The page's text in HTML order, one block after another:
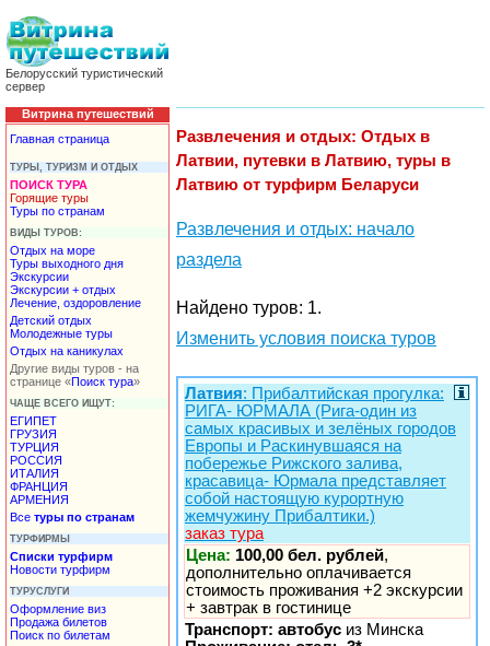
Белорусский туристический
сервер
Витрина путешествий
Главная страница
ТУРЫ, ТУРИЗМ И ОТДЫХ
ПОИСК ТУРА
Горящие туры
Туры по странам
ВИДЫ ТУРОВ:
Отдых на море
Туры выходного дня
Экскурсии
Экскурсии + отдых
Лечение, оздоровление
Детский отдых
Молодежные туры
Отдых на каникулах
Другие виды туров - на
странице «Поиск тура»
ЧАЩЕ ВСЕГО ИЩУТ:
ЕГИПЕТ
ГРУЗИЯ
ТУРЦИЯ
РОССИЯ
ИТАЛИЯ
ФРАНЦИЯ
АРМЕНИЯ
Все туры по странам
ТУРФИРМЫ
Списки турфирм
Новости турфирм
ТУРУСЛУГИ
Оформление виз
Продажа билетов
Поиск по билетам
Развлечения и отдых: Отдых в
Латвии, путевки в Латвию, туры в
Латвию от турфирм Беларуси
Развлечения и отдых: начало
раздела
Найдено туров: 1.
Изменить условия поиска туров
Латвия: Прибалтийская прогулка:
РИГА- ЮРМАЛА (Рига-один из
самых красивых и зелёных городов
Европы и Раскинувшаяся на
побережье Рижского залива,
красавица- Юрмала представляет
собой настоящую курортную
жемчужину Прибалтики.)
заказ тура
Цена: 100,00 бел. рублей,
дополнительно оплачивается
стоимость проживания +2 экскурсии
+ завтрак в гостинице
Транспорт: автобус из Минска